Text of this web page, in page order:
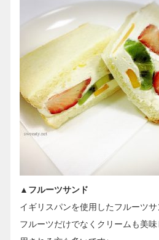
▲フルーツサンド
イギリスパンを使用したフルーツサ
フルーツだけでなくクリームも美